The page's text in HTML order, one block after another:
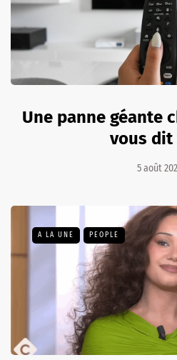
Une panne géante
vous
5 août
A LA UNE PEOPLE